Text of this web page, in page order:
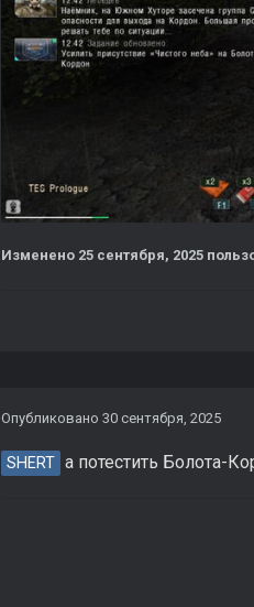
Изменено 25 сентября, 2025
Опубликовано 30 сентября, 2025
SHERT а потестить Болота-